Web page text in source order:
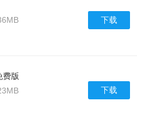
下载
费版
下载